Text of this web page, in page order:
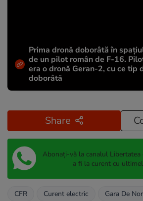
Prima dronă doborâtă în
de un pilot român de F-16.
era o dronă Geran-2, cu ce tip
doborâtă
Share
Abonați-vă la canalul
a fi la curent cu
CFR Curent electric
Gara De